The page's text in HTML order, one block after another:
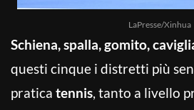
LaPresse/Xinhua
Schiena, spalla, gomito,
questi cinque i distretti più
pratica tennis, tanto a livello